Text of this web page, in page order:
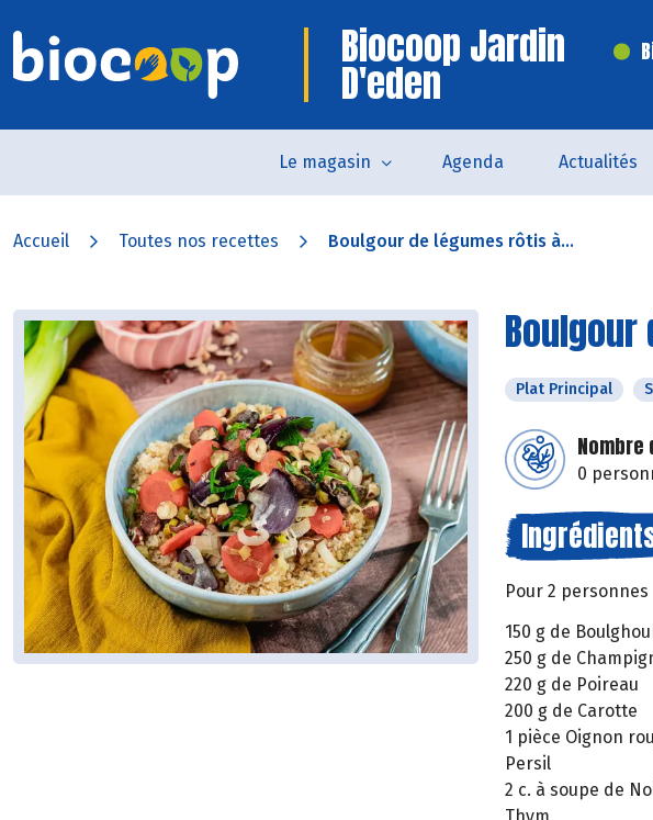
Biocoop Jardin
D'eden
Le magasin Agenda Actualités
Accueil Toutes nos recettes Boulgour de légumes rôtis à...
Plat Principal
0
Pour 2 personnes
150 g de
250 g de
220 g de Poireau
200 g de Carotte
1 pièce Oignon
Persil
2 c. à soupe de